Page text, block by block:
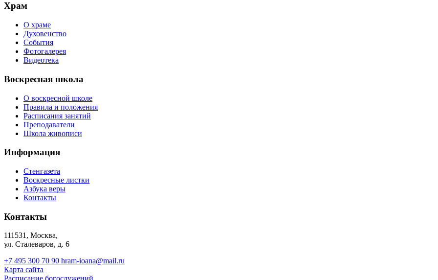
Храм
О храме
Духовенство
События
Фотогалерея
Видеотека
Воскресная школа
О воскресной школе
Правила и положения
Расписания занятий
Преподаватели
Школа живописи
Информация
Стенгазета
Воскресные листки
Азбука веры
Контакты
Контакты
111531, Москва,
ул. Сталеваров, д. 6
+7 495 300 70 90 hram-ioana@mail.ru
Карта сайта